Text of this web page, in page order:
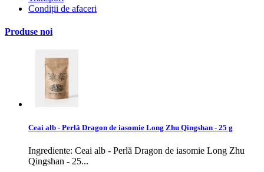
Condiții de afaceri
Produse noi
Ceai alb - Perlă Dragon de iasomie Long Zhu Qingshan - 25 g
Ingrediente: Ceai alb - Perlă Dragon de iasomie Long Zhu
Qingshan - 25...